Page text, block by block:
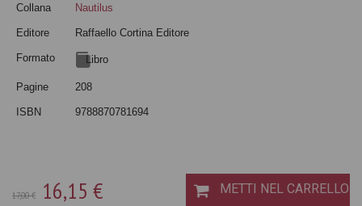
Collana Nautilus
Editore Raffaello Cortina Editore
Formato Libro
Pagine 208
ISBN 9788870781694
17,00 € 16,15 € METTI NEL CARRELLO